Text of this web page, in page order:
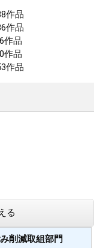
作品
品
作品
作品
る
削減取組部門